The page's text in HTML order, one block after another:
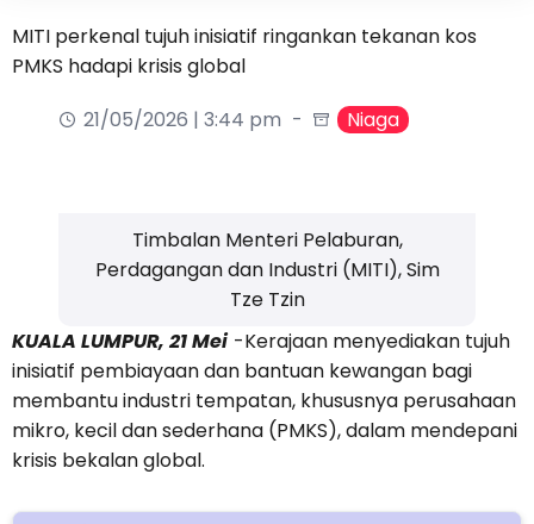
MITI perkenal tujuh inisiatif ringankan tekanan kos
PMKS hadapi krisis global
21/05/2026 | 3:44 pm
Niaga
Timbalan Menteri Pelaburan,
Perdagangan dan Industri (MITI), Sim
Tze Tzin
KUALA LUMPUR, 21 Mei -Kerajaan menyediakan tujuh
inisiatif pembiayaan dan bantuan kewangan bagi
membantu industri tempatan, khususnya perusahaan
mikro, kecil dan sederhana (PMKS), dalam mendepani
krisis bekalan global.